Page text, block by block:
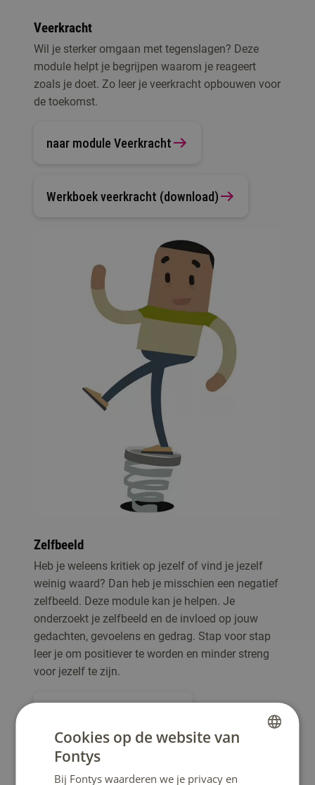
Veerkracht
Wil je sterker omgaan met tegenslagen? Deze
module helpt je begrijpen waarom je reageert
zoals je doet. Zo leer je veerkracht opbouwen voor
de toekomst.
naar module Veerkracht
Werkboek veerkracht (download)
Zelfbeeld
Heb je weleens kritiek op jezelf of vind je jezelf
weinig waard? Dan heb je misschien een negatief
zelfbeeld. Deze module kan je helpen. Je
onderzoekt je zelfbeeld en de invloed op jouw
gedachten, gevoelens en gedrag. Stap voor stap
leer je om positiever te worden en minder streng
voor jezelf te zijn.
Cookies op de website van
Fontys
Bij Fontys waarderen we je privacy en